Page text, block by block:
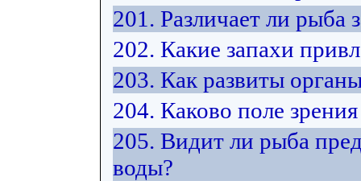
201. Различает ли рыба
202. Какие запахи
203. Как развиты
204. Каково поле
205. Видит ли рыба
воды?